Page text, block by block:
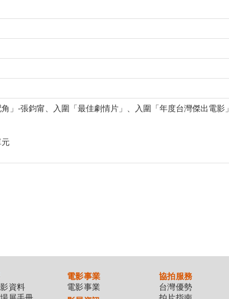
」-張鈞甯、入圍「最佳劇情片」、入圍「年度台灣傑出電影」
資料
電影事業
電影事業
協拍服務
台灣優勢